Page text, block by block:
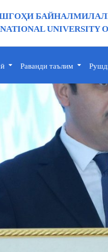
UNIVERSITY
Раванди таълим